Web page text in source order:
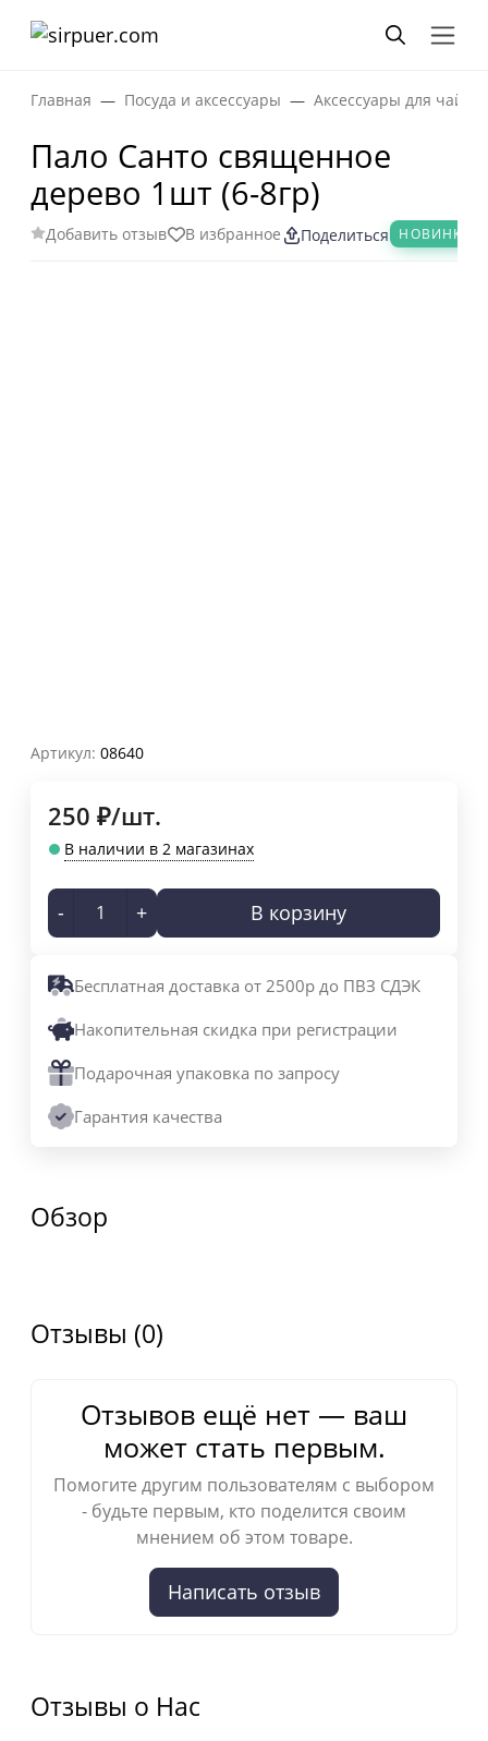
Главная Посуда и аксессуары Аксессуары для
Пало Санто священное
дерево 1шт (6-8гр)
Добавить отзыв В избранное Поделиться НОВИНКА
Артикул: 08640
250 ₽/шт.
В наличии в 2 магазинах
- + В корзину
Бесплатная доставка от 2500р до ПВЗ СДЭК
Накопительная скидка при регистрации
Подарочная упаковка по запросу
Гарантия качества
Обзор
Отзывы (0)
Отзывов ещё нет — ваш
может стать первым.
Помогите другим пользователям с выбором
- будьте первым, кто поделится своим
мнением об этом товаре.
Написать отзыв
Отзывы о Нас